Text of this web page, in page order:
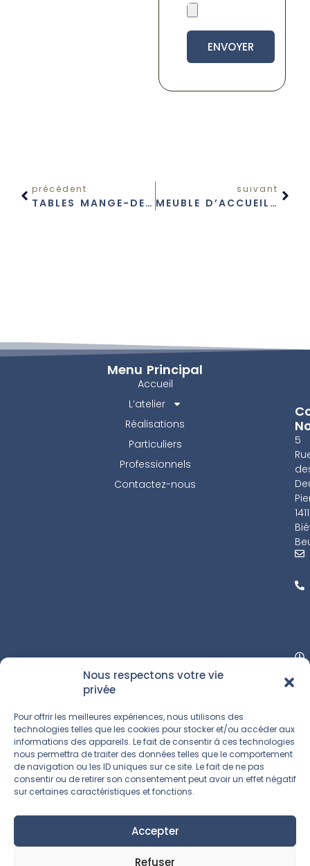
Nous respectons votre vie
privée
Pour offrir les meilleures expériences, nous utilisons des
technologies telles que les cookies pour stocker et/ou accéder aux
informations des appareils. Le fait de consentir à ces technologies
nous permettra de traiter des données telles que le comportement
de navigation ou les ID uniques sur ce site. Le fait de ne pas
consentir ou de retirer son consentement peut avoir un effet négatif
sur certaines caractéristiques et fonctions.
Accepter
Refuser
ENVOYER
précédent
TABLES MANGE-DEBOUT EXTÉRIEURES SUR MESURE
suivant
MEUBLE D’ACCUEIL SUR MESURE POUR ENTREPRISE
Menu Principal
Accueil
L’atelier
Réalisations
Particuliers
Professionnels
Contactez-nous
5